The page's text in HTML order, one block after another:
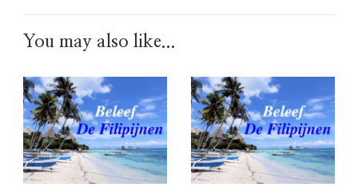
You may also like...